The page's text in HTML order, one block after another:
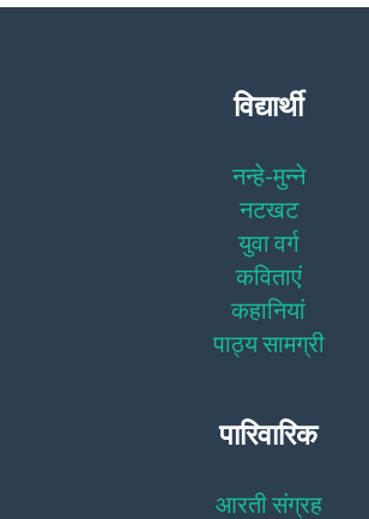
विद्यार्थी
नन्हे-मुन्ने
नटखट
युवा वर्ग
कविताएं
कहानियां
पाठ्य सामग्री
पारिवारिक
आरती संग्रह